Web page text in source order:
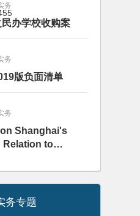
务
办学校收购案
务
版负面清单
务
Shanghai's
Relation to
during Period of
务专题